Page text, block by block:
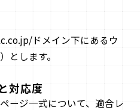
ドメイン下にあるウ
とします。
対応度
ージ一式について、適合レ